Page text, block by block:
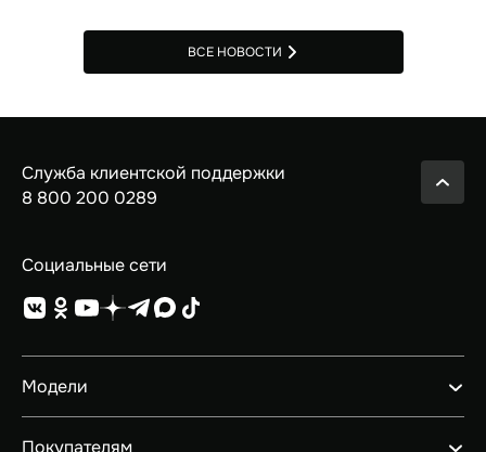
ВСЕ НОВОСТИ
Служба клиентской поддержки
8 800 200 0289
Социальные сети
Модели
GEELY EX5 ГИБРИД